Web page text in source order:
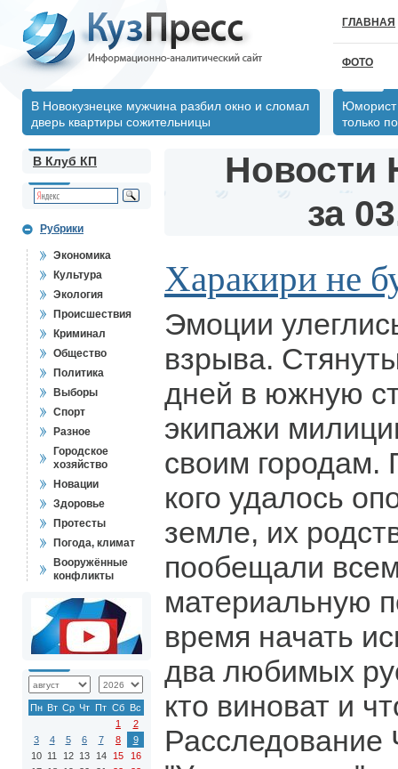
ГЛАВНАЯ
ФОТО
В Новокузнецке мужчина разбил окно и сломал
дверь квартиры сожительницы
Юморист
только
В Клуб КП
Рубрики
Экономика
Культура
Экология
Происшествия
Криминал
Общество
Политика
Выборы
Спорт
Разное
Городское
хозяйство
Новации
Здоровье
Протесты
Погода, климат
Вооружённые
конфликты
Пн Вт Ср Чт Пт Сб Вс
1
2
3
4 5 6 7 8
9
10 11 12 13 14 15
16
Новости
за
Харакири не
Эмоции
взрыва.
дней в южную
экипажи
своим городам.
кого удалось
земле, их
пообещали
материальную
время начать
два любимых
кто виноват и